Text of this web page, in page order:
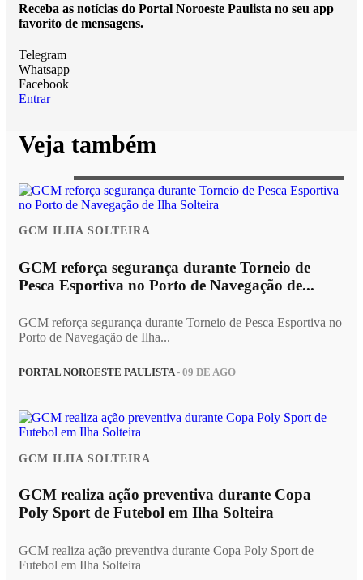
Receba as notícias do Portal Noroeste Paulista no seu app
favorito de mensagens.
Telegram
Whatsapp
Facebook
Entrar
Veja também
GCM ILHA SOLTEIRA
GCM reforça segurança durante Torneio de
Pesca Esportiva no Porto de Navegação de...
GCM reforça segurança durante Torneio de Pesca Esportiva no
Porto de Navegação de Ilha...
PORTAL NOROESTE PAULISTA- 09 DE AGO
GCM ILHA SOLTEIRA
GCM realiza ação preventiva durante Copa
Poly Sport de Futebol em Ilha Solteira
GCM realiza ação preventiva durante Copa Poly Sport de
Futebol em Ilha Solteira